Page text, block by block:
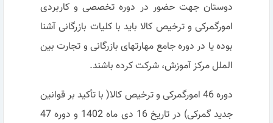
دوستان جهت حضور در دوره تخصصی و کاربردی
امورگمرکی و ترخیص کالا باید با کلیات بازرگانی آشنا
بوده یا در دوره جامع مهارتهای بازرگانی و تجارت بین
الملل مرکز آموزش، شرکت کرده باشند.
دوره 46 امورگمرکی و ترخیص کالا( با تأکید بر قوانین
جدید گمرکی) در تاریخ 16 دی ماه 1402 و دوره 47